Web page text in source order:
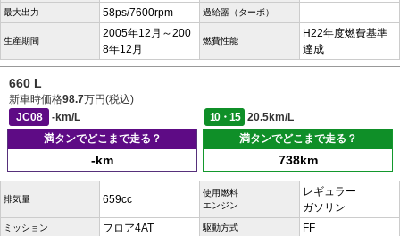
最大出力 58ps/7600rpm 過給器（ターボ） -
生産期間
2005年12月～200
8年12月
燃費性能
H22年度燃費基準
達成
660 L
新車時価格98.7万円(税込)
JC08
-km/L 10・15
20.5km/L
満タンでどこまで走る？
-km
満タンでどこまで走る？
738km
排気量 659cc
使用燃料
エンジン
レギュラー
ガソリン
ミッション フロア4AT 駆動方式 FF